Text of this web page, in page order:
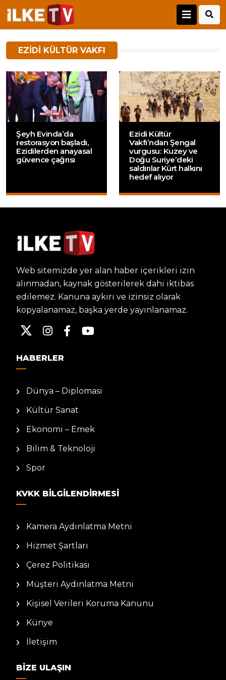
EZIDI KÜLTÜR VAKFI
Şeyh Evinda’da
restorasyon başladı,
Ezidilerden anayasal
güvence çağrısı
Ezidi Kültür
Vakfı’ndan Şengal
vurgusu: Kuzey ve
Doğu Suriye’deki
saldırılar Kürt halkını
hedef alıyor
Web sitemizde yer alan haber içerikleri izin
alınmadan, kaynak gösterilerek dahi iktibas
edilemez. Kanuna aykırı ve izinsiz olarak
kopyalanamaz, başka yerde yayınlanamaz.
HABERLER
Dünya – Diplomasi
Kültür Sanat
Ekonomi – Emek
Bilim & Teknoloji
Spor
KVKK BILGILENDIRMESI
Kamera Aydınlatma Metni
Hizmet Şartları
Çerez Politikası
Müşteri Aydınlatma Metni
Kişisel Verileri Koruma Kanunu
Künye
İletişim
BIZE ULAŞIN